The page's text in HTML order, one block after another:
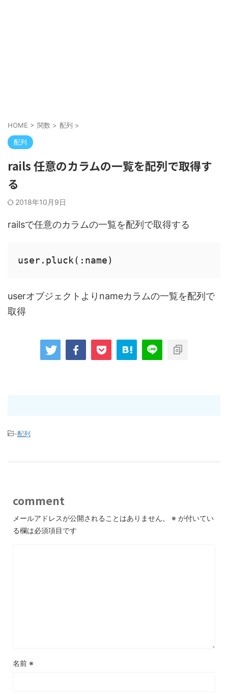
HOME > 関数 > 配列 >
配列
rails 任意のカラムの一覧を配列で取得す
る
2018年10月9日
railsで任意のカラムの一覧を配列で取得する
user.pluck(:name)
userオブジェクトよりnameカラムの一覧を配列で
取得
-配列
comment
メールアドレスが公開されることはありません。 ※ が付いてい
る欄は必須項目です
名前 ※